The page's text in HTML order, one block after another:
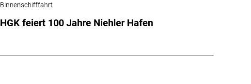
Binnenschifffahrt
HGK feiert 100 Jahre Niehler Hafen